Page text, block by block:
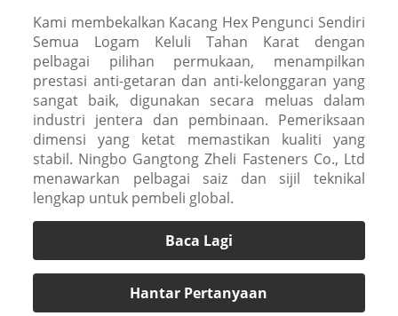
Kami membekalkan Kacang Hex Pengunci Sendiri
Semua Logam Keluli Tahan Karat dengan
pelbagai pilihan permukaan, menampilkan
prestasi anti-getaran dan anti-kelonggaran yang
sangat baik, digunakan secara meluas dalam
industri jentera dan pembinaan. Pemeriksaan
dimensi yang ketat memastikan kualiti yang
stabil. Ningbo Gangtong Zheli Fasteners Co., Ltd
menawarkan pelbagai saiz dan sijil teknikal
lengkap untuk pembeli global.
Baca Lagi
Hantar Pertanyaan